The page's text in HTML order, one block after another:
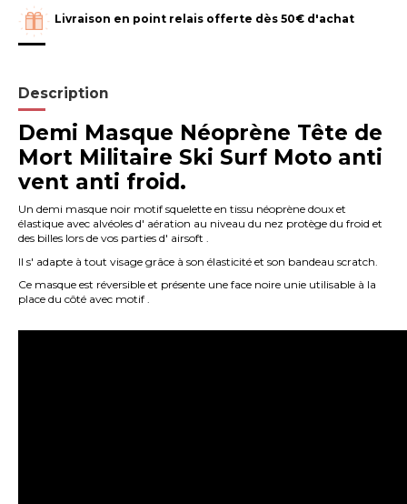
Livraison en point relais offerte dès 50€ d'achat
Description
Demi Masque Néoprène Tête de
Mort Militaire Ski Surf Moto anti
vent anti froid.
Un demi masque noir motif squelette en tissu néoprène doux et
élastique avec alvéoles d' aération au niveau du nez protège du froid et
des billes lors de vos parties d' airsoft .
Il s' adapte à tout visage grâce à son élasticité et son bandeau scratch.
Ce masque est réversible et présente une face noire unie utilisable à la
place du côté avec motif .